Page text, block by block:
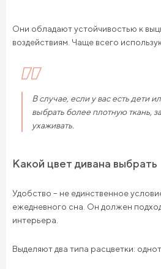
Они обладают устойчивостью к
воздействиям. Чаще всего
В случае, если у вас есть дети
выбрать более плотную ткань,
ухаживать.
Какой цвет дивана выбрать
Удобство – не единственное
ежедневного сна. Он должен
интерьера.
Выделяют два типа расцветки: